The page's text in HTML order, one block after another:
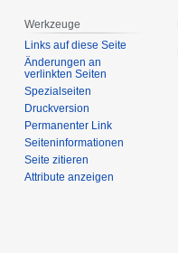
Werkzeuge
Links auf diese Seite
Änderungen an
verlinkten Seiten
Spezialseiten
Druckversion
Permanenter Link
Seiten­­informationen
Seite zitieren
Attribute anzeigen